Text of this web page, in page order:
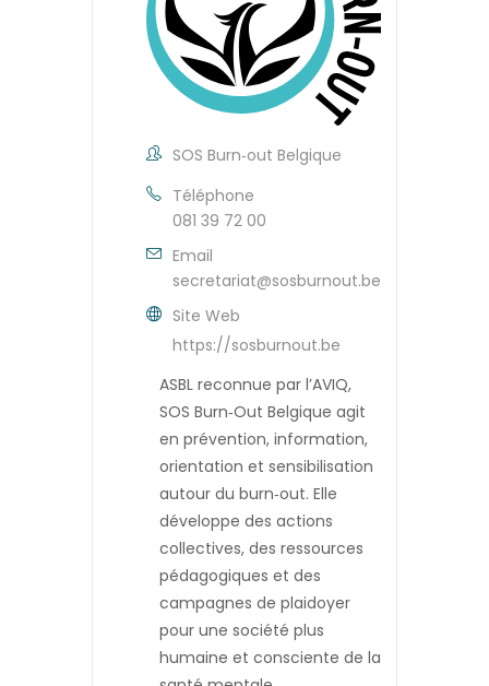
SOS Burn‑out Belgique
Téléphone
081 39 72 00
Email
secretariat@sosburnout.be
Site Web
https://sosburnout.be
ASBL reconnue par l’AVIQ,
SOS Burn‑Out Belgique agit
en prévention, information,
orientation et sensibilisation
autour du burn‑out. Elle
développe des actions
collectives, des ressources
pédagogiques et des
campagnes de plaidoyer
pour une société plus
humaine et consciente de la